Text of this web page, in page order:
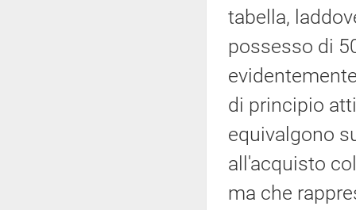
tabella,
possesso di
di principio
equivalgono
all'acquisto
ma che